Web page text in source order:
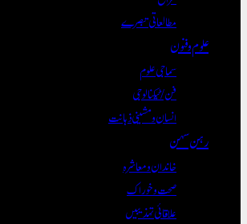
مطالعاتی تبصرے
علوم و فنون
سماجی علوم
فن/ٹیکنالوجی
انسان و مشینی ذہانت
رہن سہن
خاندان و معاشرہ
صحت و خوراک
علاقائی تہذیبیں